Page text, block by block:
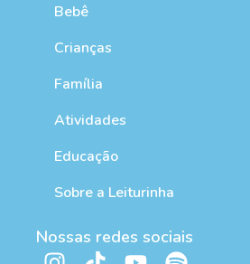
Bebê
Crianças
Família
Atividades
Educação
Sobre a Leiturinha
Nossas redes sociais